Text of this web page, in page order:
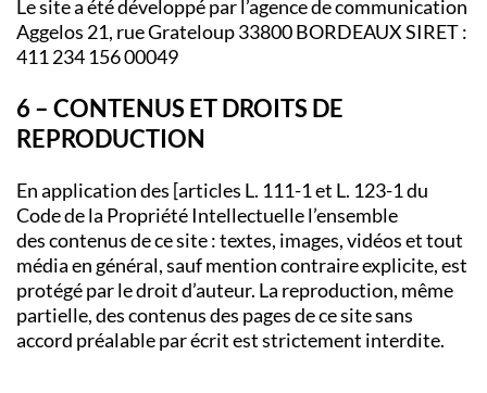
Le site a été développé par l’agence de communication
Aggelos 21, rue Grateloup 33800 BORDEAUX SIRET :
411 234 156 00049
6 – CONTENUS ET DROITS DE
REPRODUCTION
En application des [articles L. 111-1 et L. 123-1 du
Code de la Propriété Intellectuelle l’ensemble
des contenus de ce site : textes, images, vidéos et tout
média en général, sauf mention contraire explicite, est
protégé par le droit d’auteur. La reproduction, même
partielle, des contenus des pages de ce site sans
accord préalable par écrit est strictement interdite.